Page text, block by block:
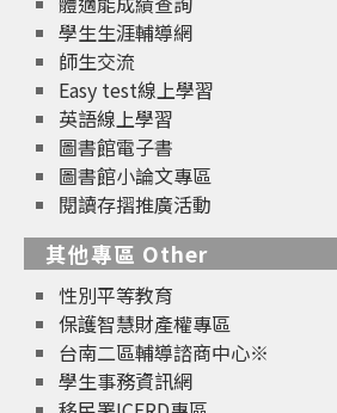
學生生涯輔導網
師生交流
Easy test線上學習
英語線上學習
圖書館電子書
圖書館小論文專區
閱讀存摺推廣活動
其他專區 Other
性別平等教育
保護智慧財產權專區
台南二區輔導諮商中心※
學生事務資訊網